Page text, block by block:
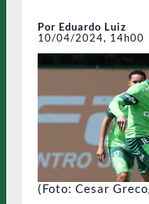
Por Eduardo Luiz
10/04/2024, 14h00
(Foto: Cesar